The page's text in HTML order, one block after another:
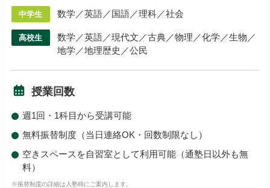
中学生 数学／英語／国語／理科／社会
高校生
数学／英語／現代文／古典／物理／化学／生物／
地学／地理歴史／公民
授業回数
週1回・1科目から受講可能
無料振替制度（当日連絡OK・回数制限なし）
空きスペースを自習室として利用可能（通塾日以外も無
料）
※振替制度の詳細は入塾時にご案内します。